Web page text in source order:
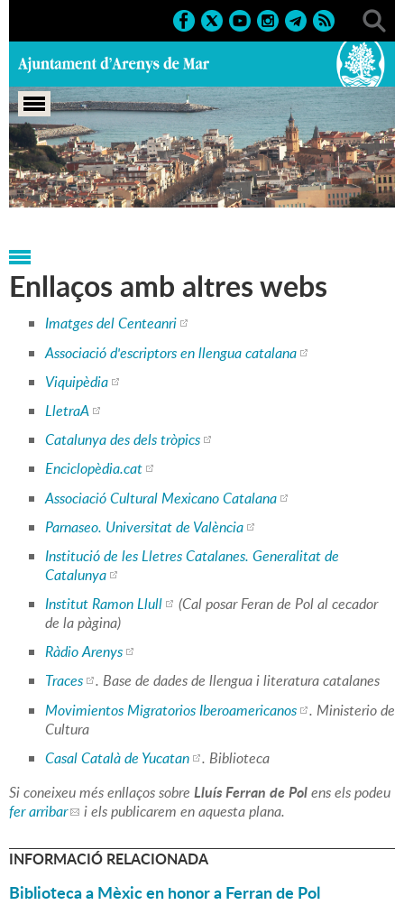
Portada > Regidories > Cultura > Centenari del naixement
de Ferran de Pol (1911-2011)
Enllaços amb altres webs
Imatges del Centeanri
Associació d'escriptors en llengua catalana
Viquipèdia
LletraA
Catalunya des dels tròpics
Enciclopèdia.cat
Associació Cultural Mexicano Catalana
Parnaseo. Universitat de València
Institució de les Lletres Catalanes. Generalitat de
Catalunya
Institut Ramon Llull
(Cal posar Feran de Pol al cecador
de la pàgina)
Ràdio Arenys
Traces
. Base de dades de llengua i literatura catalanes
Movimientos Migratorios Iberoamericanos
. Ministerio de
Cultura
Casal Català de Yucatan
. Biblioteca
Si coneixeu més enllaços sobre Lluís Ferran de Polens els podeu
fer arribar
i els publicarem en aquesta plana.
INFORMACIÓ RELACIONADA
Biblioteca a Mèxic en honor a Ferran de Pol